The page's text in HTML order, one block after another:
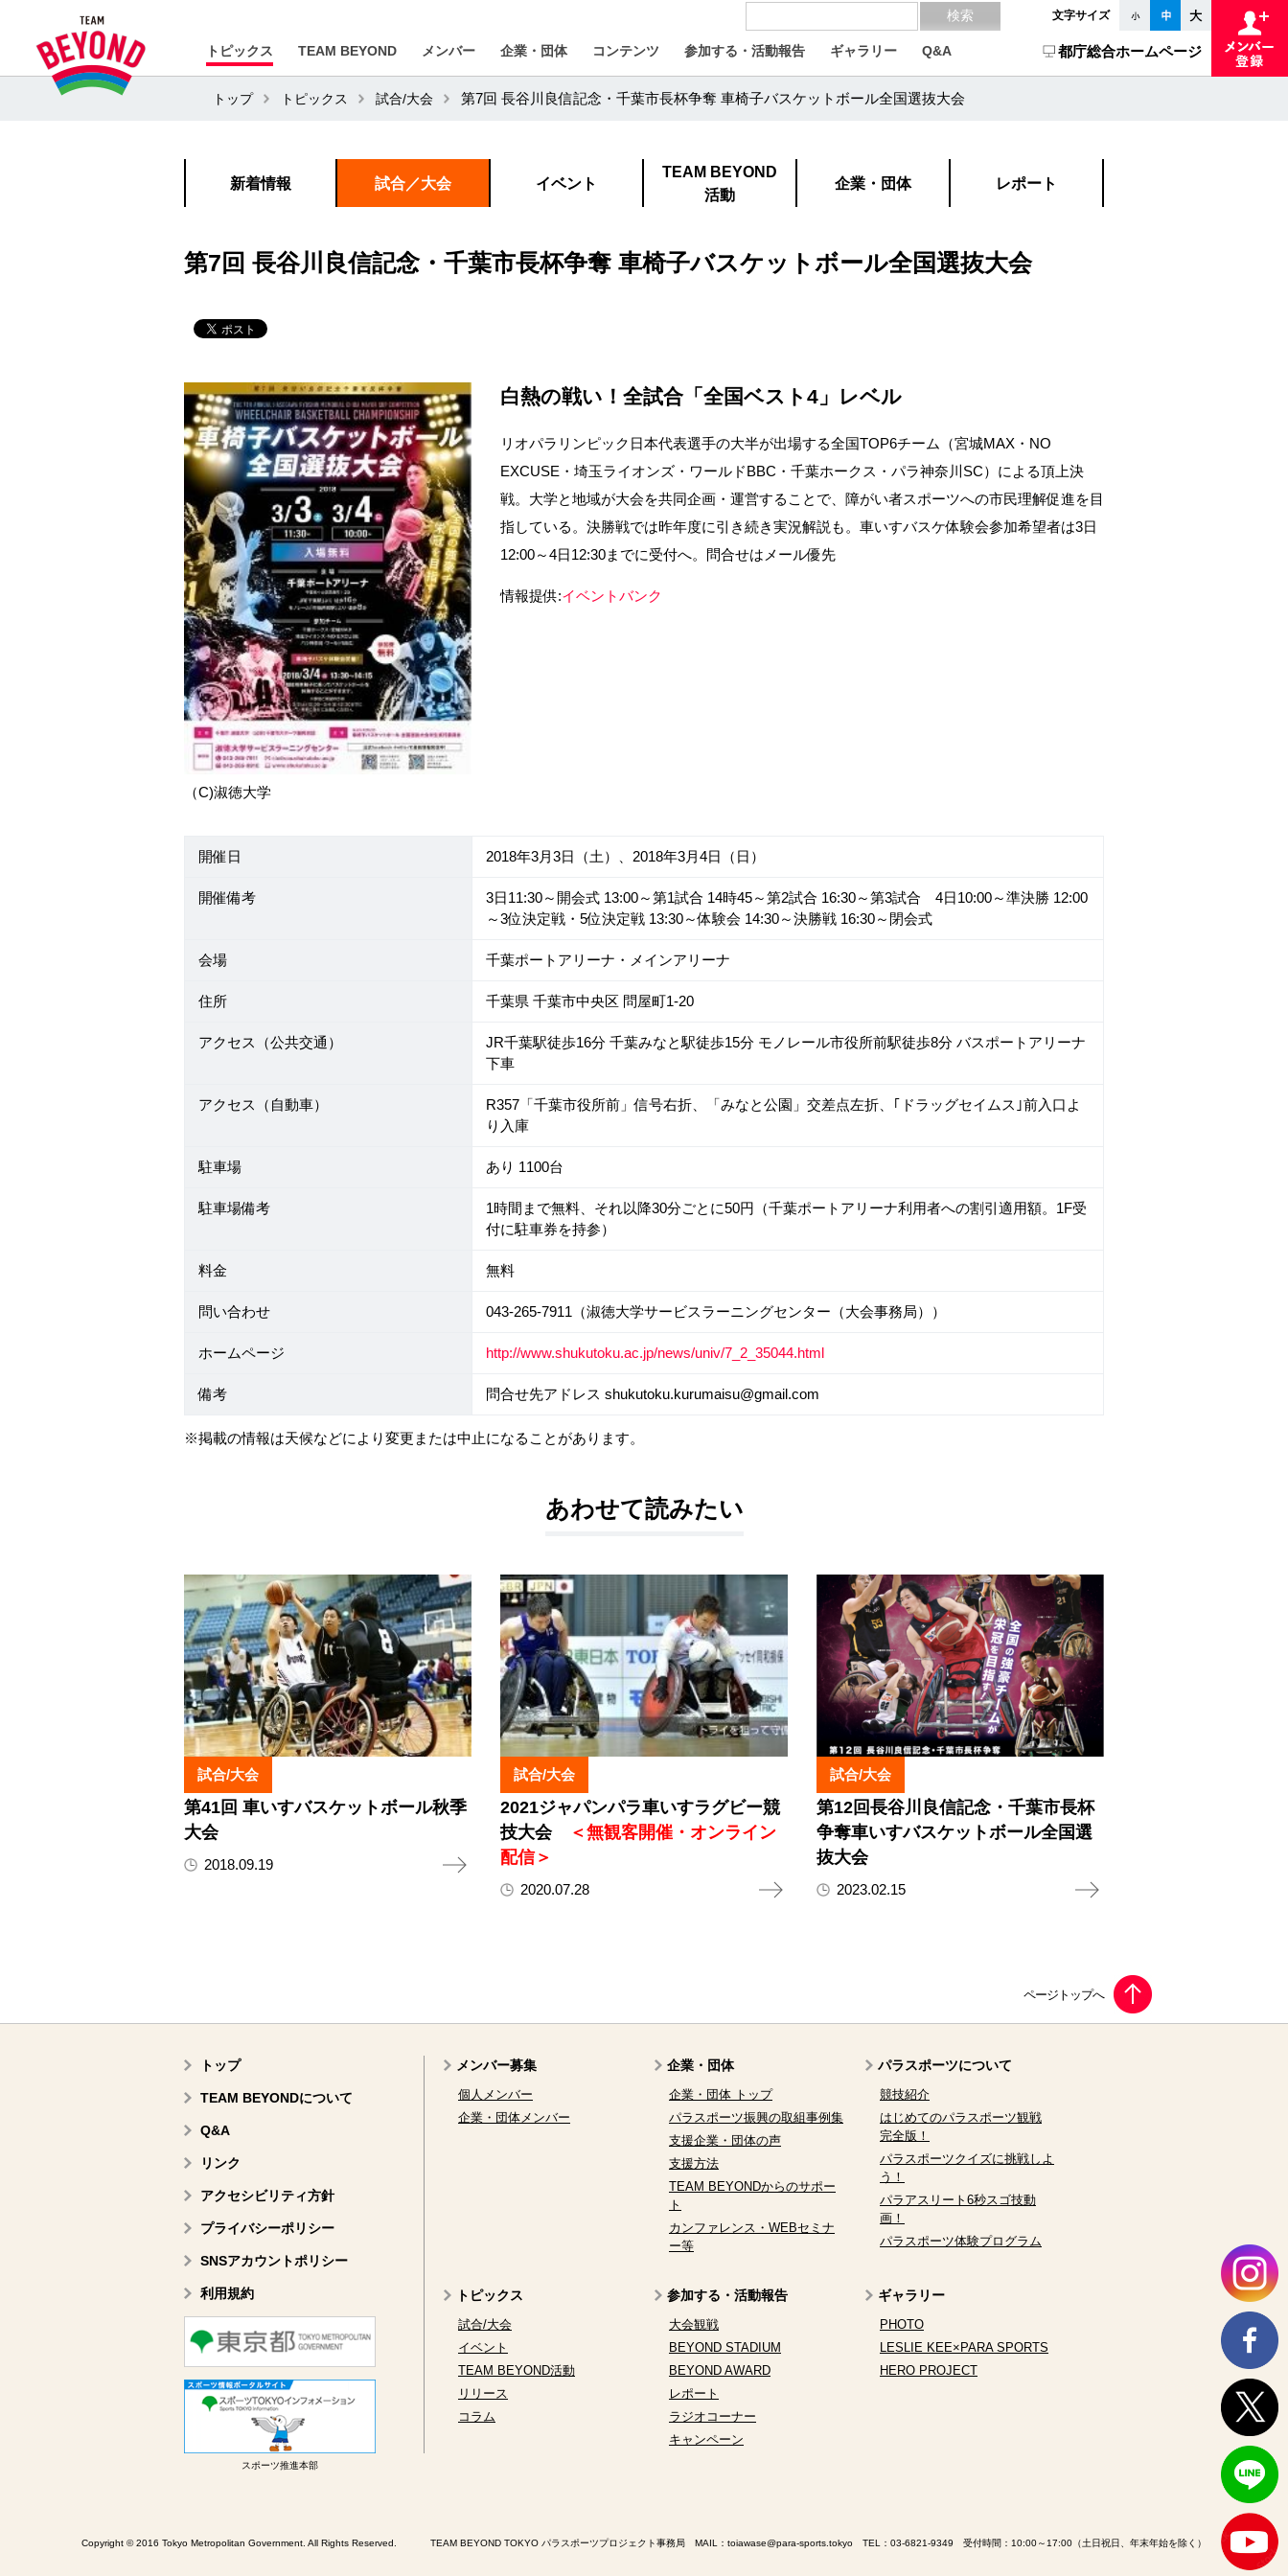
文字サイズ
トピックス TEAM BEYOND メンバー 企業・団体 コンテンツ 参加する・活動報告 ギャラリー Q&A 都庁総合ホームページ
トップ トピックス 試合/大会 第7回 長谷川良信記念・千葉市長杯争奪 車椅子バスケットボール全国選抜大会
新着情報 試合／大会 イベント
TEAM BEYOND
活動
企業・団体 レポート
第7回 長谷川良信記念・千葉市長杯争奪 車椅子バスケットボール全国選抜大会
（C)淑徳大学
白熱の戦い！全試合「全国ベスト4」レベル
リオパラリンピック日本代表選手の大半が出場する全国TOP6チーム（宮城MAX・NO
EXCUSE・埼玉ライオンズ・ワールドBBC・千葉ホークス・パラ神奈川SC）による頂上決
戦。大学と地域が大会を共同企画・運営することで、障がい者スポーツへの市民理解促進を目
指している。決勝戦では昨年度に引き続き実況解説も。車いすバスケ体験会参加希望者は3日
12:00～4日12:30までに受付へ。問合せはメール優先
情報提供:イベントバンク
開催日 2018年3月3日（土）、2018年3月4日（日）
開催備考
3日11:30～開会式 13:00～第1試合 14時45～第2試合 16:30～第3試合 4日10:00～準決勝 12:00
～3位決定戦・5位決定戦 13:30～体験会 14:30～決勝戦 16:30～閉会式
会場 千葉ポートアリーナ・メインアリーナ
住所 千葉県 千葉市中央区 問屋町1-20
アクセス（公共交通）
JR千葉駅徒歩16分 千葉みなと駅徒歩15分 モノレール市役所前駅徒歩8分 バスポートアリーナ
下車
アクセス（自動車）
R357「千葉市役所前」信号右折、「みなと公園」交差点左折、｢ドラッグセイムス｣前入口よ
り入庫
駐車場 あり 1100台
駐車場備考
1時間まで無料、それ以降30分ごとに50円（千葉ポートアリーナ利用者への割引適用額。1F受
付に駐車券を持参）
料金 無料
問い合わせ 043-265-7911（淑徳大学サービスラーニングセンター（大会事務局））
ホームページ http://www.shukutoku.ac.jp/news/univ/7_2_35044.html
備考 問合せ先アドレス shukutoku.kurumaisu@gmail.com
※掲載の情報は天候などにより変更または中止になることがあります。
あわせて読みたい
試合/大会
第41回 車いすバスケットボール秋季
大会
2018.09.19
試合/大会
2021ジャパンパラ車いすラグビー競
技大会
＜無観客開催・オンライン
配信＞
2020.07.28
試合/大会
第12回長谷川良信記念・千葉市長杯
争奪車いすバスケットボール全国選
抜大会
2023.02.15
トップ
TEAM BEYONDについて
Q&A
リンク
アクセシビリティ方針
プライバシーポリシー
SNSアカウントポリシー
利用規約
スポーツ推進本部
メンバー募集
個人メンバー
企業・団体メンバー
企業・団体
企業・団体 トップ
パラスポーツ振興の取組事例集
支援企業・団体の声
支援方法
TEAM BEYONDからのサポー
ト
カンファレンス・WEBセミナ
ー等
パラスポーツについて
競技紹介
はじめてのパラスポーツ観戦
完全版！
パラスポーツクイズに挑戦しよ
う！
パラアスリート6秒スゴ技動
画！
パラスポーツ体験プログラム
トピックス
試合/大会
イベント
TEAM BEYOND活動
リリース
コラム
参加する・活動報告
大会観戦
BEYOND STADIUM
BEYOND AWARD
レポート
ラジオコーナー
キャンペーン
ギャラリー
PHOTO
LESLIE KEE×PARA SPORTS
HERO PROJECT
Copyright © 2016 Tokyo Metropolitan Government. All Rights Reserved. TEAM BEYOND TOKYO パラスポーツプロジェクト事務局 MAIL： toiawase@para-sports.tokyo TEL： 03-6821-9349 受付時間：10:00～17:00（土日祝日、年末年始を除く）